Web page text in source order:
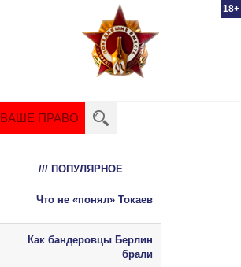
18+
ВАШЕ ПРАВО
/// ПОПУЛЯРНОЕ
Что не «понял» Токаев
Как бандеровцы Берлин
брали